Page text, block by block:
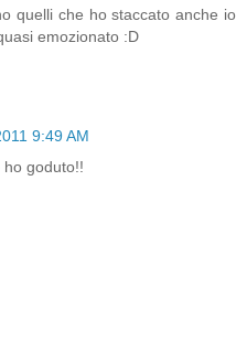
quelli che ho staccato anche io
emozionato :D
9:49 AM
goduto!!